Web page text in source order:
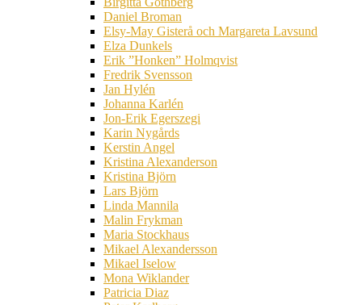
Daniel Broman
Elsy-May Gisterå och Margareta Lavsund
Elza Dunkels
Erik ”Honken” Holmqvist
Fredrik Svensson
Jan Hylén
Johanna Karlén
Jon-Erik Egerszegi
Karin Nygårds
Kerstin Angel
Kristina Alexanderson
Kristina Björn
Lars Björn
Linda Mannila
Malin Frykman
Maria Stockhaus
Mikael Alexandersson
Mikael Iselow
Mona Wiklander
Patricia Diaz